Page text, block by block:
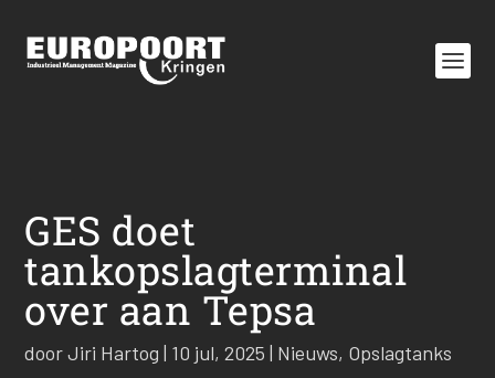
GES doet
tankopslagterminal
over aan Tepsa
doorJiri Hartog | 10 jul, 2025 | Nieuws, Opslagtanks